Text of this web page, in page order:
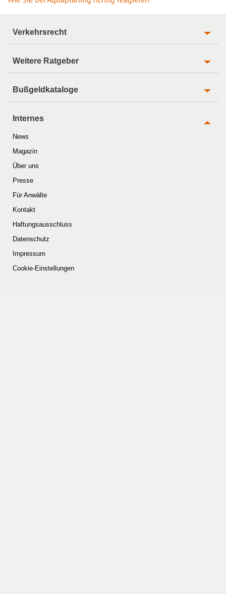
Verkehrsrecht
Weitere Ratgeber
Bußgeldkataloge
Internes
News
Magazin
Über uns
Presse
Für Anwälte
Kontakt
Haftungsausschluss
Datenschutz
Impressum
Cookie-Einstellungen